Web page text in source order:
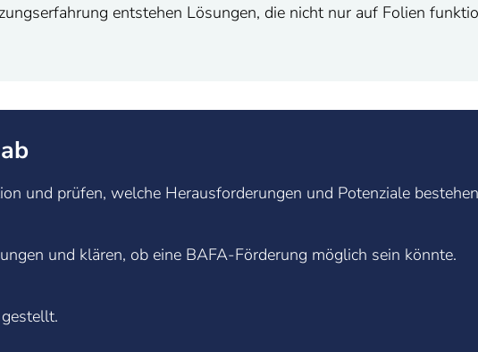
entstehen Lösungen, die nicht nur auf Folien
und prüfen, welche Herausforderungen und Potenziale
und klären, ob eine BAFA-Förderung möglich sein könnte.